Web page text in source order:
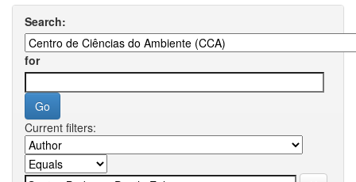
Search:
for
Current filters: